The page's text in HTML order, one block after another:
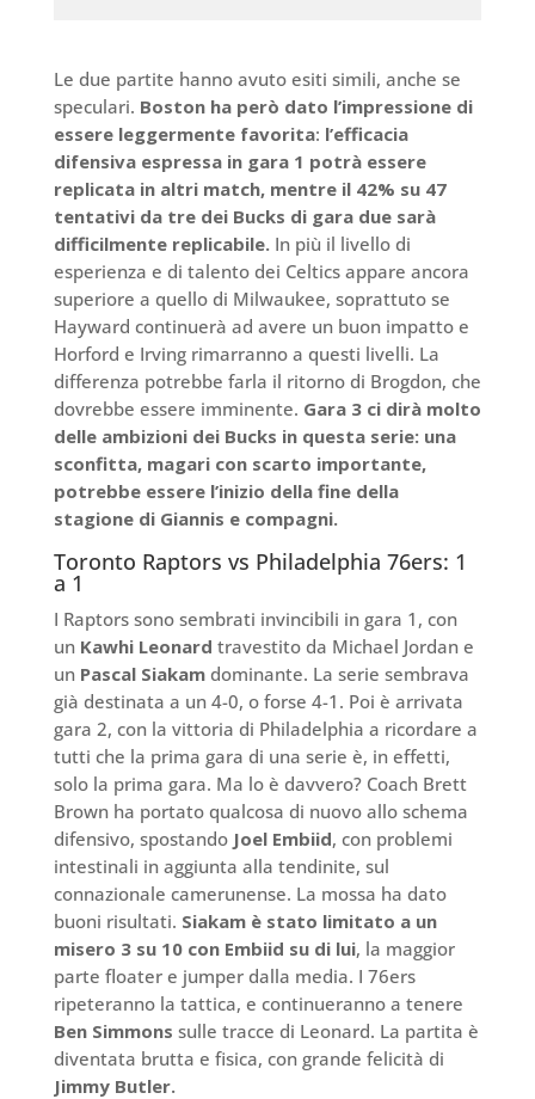
Le due partite hanno avuto esiti simili, anche se
speculari. Boston ha però dato l’impressione di
essere leggermente favorita: l’efficacia
difensiva espressa in gara 1 potrà essere
replicata in altri match, mentre il 42% su 47
tentativi da tre dei Bucks di gara due sarà
difficilmente replicabile.In più il livello di
esperienza e di talento dei Celtics appare ancora
superiore a quello di Milwaukee, soprattuto se
Hayward continuerà ad avere un buon impatto e
Horford e Irving rimarranno a questi livelli. La
differenza potrebbe farla il ritorno di Brogdon, che
dovrebbe essere imminente. Gara 3 ci dirà molto
delle ambizioni dei Bucks in questa serie: una
sconfitta, magari con scarto importante,
potrebbe essere l’inizio della fine della
stagione di Giannis e compagni.
Toronto Raptors vs Philadelphia 76ers: 1
a 1
I Raptors sono sembrati invincibili in gara 1, con
un Kawhi Leonard travestito da Michael Jordan e
un Pascal Siakamdominante. La serie sembrava
già destinata a un 4-0, o forse 4-1. Poi è arrivata
gara 2, con la vittoria di Philadelphia a ricordare a
tutti che la prima gara di una serie è, in effetti,
solo la prima gara. Ma lo è davvero? Coach Brett
Brown ha portato qualcosa di nuovo allo schema
difensivo, spostando Joel Embiid, con problemi
intestinali in aggiunta alla tendinite, sul
connazionale camerunense. La mossa ha dato
buoni risultati. Siakam è stato limitato a un
misero 3 su 10 con Embiid su di lui, la maggior
parte floater e jumper dalla media. I 76ers
ripeteranno la tattica, e continueranno a tenere
Ben Simmons sulle tracce di Leonard. La partita è
diventata brutta e fisica, con grande felicità di
Jimmy Butler.